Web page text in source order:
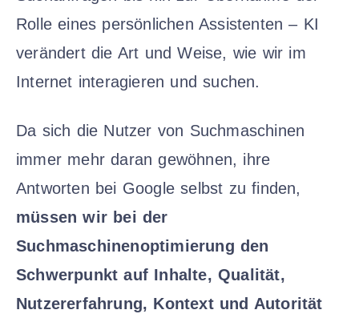
Rolle eines persönlichen Assistenten – KI
verändert die Art und Weise, wie wir im
Internet interagieren und suchen.
Da sich die Nutzer von Suchmaschinen
immer mehr daran gewöhnen, ihre
Antworten bei Google selbst zu finden,
müssen wir bei der
Suchmaschinenoptimierung den
Schwerpunkt auf Inhalte, Qualität,
Nutzererfahrung, Kontext und Autorität